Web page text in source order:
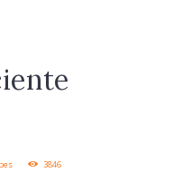
3846